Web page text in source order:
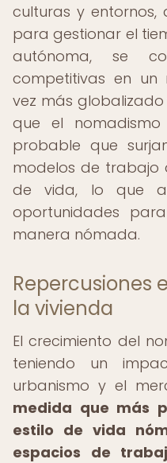
culturas y
para gestionar el
autónoma, se
competitivas en
vez más
que el
probable que
modelos de trabajo
de vida, lo que
oportunidades
manera nómada.
Repercusiones
la vivienda
El crecimiento del
teniendo un
urbanismo y el
medida que más
estilo de vida
espacios de